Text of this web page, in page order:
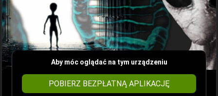
Aby móc oglądać na tym urządzeniu
POBIERZ BEZPŁATNĄ APLIKACJĘ